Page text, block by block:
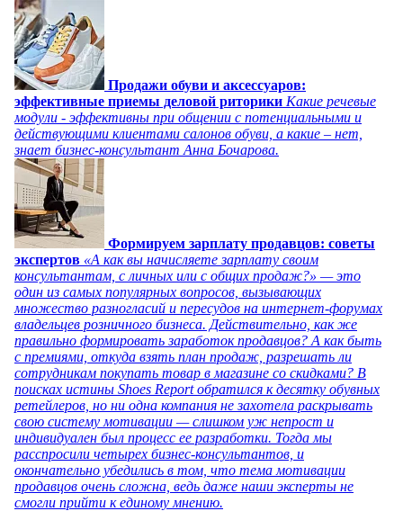
Продажи обуви и аксессуаров:
эффективные приемы деловой риторики Какие речевые
модули - эффективны при общении с потенциальными и
действующими клиентами салонов обуви, а какие – нет,
знает бизнес-консультант Анна Бочарова.
Формируем зарплату продавцов: советы
экспертов «А как вы начисляете зарплату своим
консультантам, с личных или с общих продаж?» — это
один из самых популярных вопросов, вызывающих
множество разногласий и пересудов на интернет-форумах
владельцев розничного бизнеса. Действительно, как же
правильно формировать заработок продавцов? А как быть
с премиями, откуда взять план продаж, разрешать ли
сотрудникам покупать товар в магазине со скидками? В
поисках истины Shoes Report обратился к десятку обувных
ретейлеров, но ни одна компания не захотела раскрывать
свою систему мотивации — слишком уж непрост и
индивидуален был процесс ее разработки. Тогда мы
расспросили четырех бизнес-консультантов, и
окончательно убедились в том, что тема мотивации
продавцов очень сложна, ведь даже наши эксперты не
смогли прийти к единому мнению.